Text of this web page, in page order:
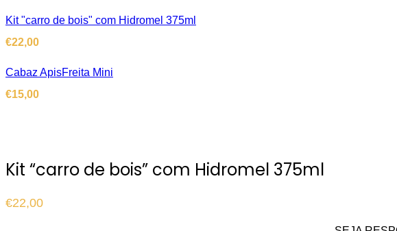
Kit "carro de bois" com Hidromel 375ml
€22,00
Cabaz ApisFreita Mini
€15,00
Kit “carro de bois” com Hidromel 375ml
€22,00